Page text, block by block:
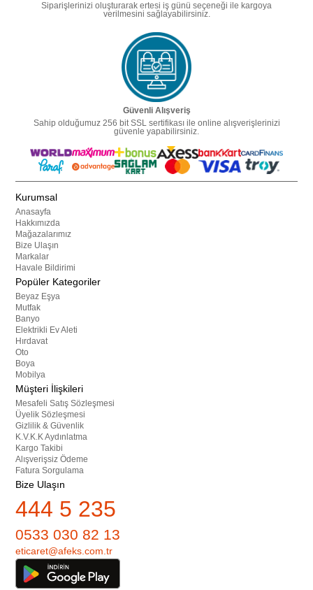
Siparişlerinizi oluşturarak ertesi iş günü seçeneği ile kargoya
verilmesini sağlayabilirsiniz.
Güvenli Alışveriş
Sahip olduğumuz 256 bit SSL sertifikası ile online alışverişlerinizi
güvenle yapabilirsiniz.
Kurumsal
Anasayfa
Hakkımızda
Mağazalarımız
Bize Ulaşın
Markalar
Havale Bildirimi
Popüler Kategoriler
Beyaz Eşya
Mutfak
Banyo
Elektrikli Ev Aleti
Hırdavat
Oto
Boya
Mobilya
Müşteri İlişkileri
Mesafeli Satış Sözleşmesi
Üyelik Sözleşmesi
Gizlilik & Güvenlik
K.V.K.K Aydınlatma
Kargo Takibi
Alışverişsiz Ödeme
Fatura Sorgulama
Bize Ulaşın
444 5 235
0533 030 82 13
eticaret@afeks.com.tr